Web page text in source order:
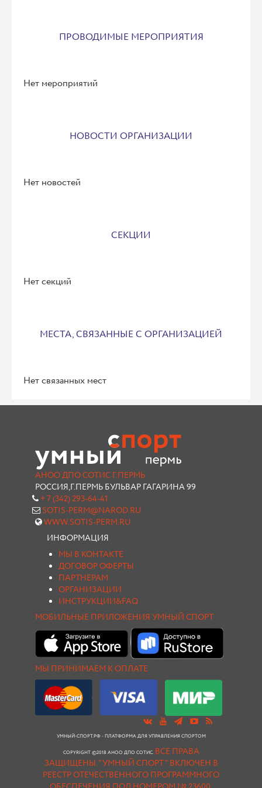
ПРОВОДИМЫЕ МЕРОПРИЯТИЯ
Нет мероприятий
НОВОСТИ ОРГАНИЗАЦИИ
Нет новостей
СЕКЦИИ
Нет секций
МЕСТА, СВЯЗАННЫЕ С ОРГАНИЗАЦИЕЙ
Нет связанных мест
АНОО ДПО СОТИС Г.ПЕРМЬ
РОССИЯ,Г.ПЕРМЬ БУЛЬВАР ГАГАРИНА 99
+ 7 (342) 293-64-41
SOTIS-PERM@NAROD.RU
WWW.SOTIS-PERM.RU
ИНФОРМАЦИЯ
МЫ В КОНТАКТЕ
ДОГОВОР ОФЕРТЫ
ПАРТНЕРАМ
ОРГАНИЗАЦИИ
ИНСТРУКЦИИ&FAQ
МОБИЛЬНЫЕ ПРИЛОЖЕНИЯ УМНЫЙ СПОРТ
МЫ ПРИНИМАЕМ К ОПЛАТЕ
УМНЫЙ-СПОРТ.РФ - ПЛАТФОРМА ДЛЯ УПРАВЛЕНИЯ СПОРТОМ
COPYRIGHT ©2018 АНОО ДПО СОТИС. ВСЕ ПРАВА
ЗАЩИЩЕНЫ."УМНЫЙ СПОРТ " ВКЛЮЧЕН В
РЕЕСТР ОТЕЧЕСТВЕННОГО ПРОГРАММНОГО